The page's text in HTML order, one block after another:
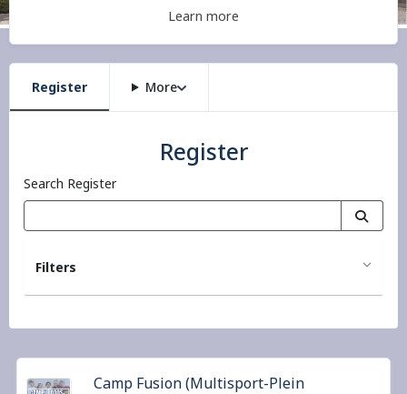
Learn more
Register More
Register
Search Register
Filters
Camp Fusion (Multisport-Plein